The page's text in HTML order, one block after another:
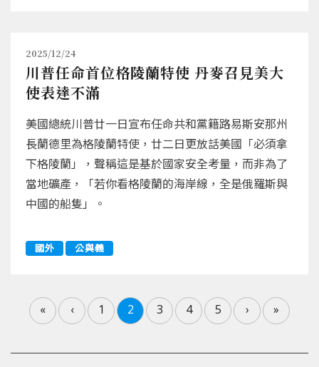
2025/12/24
川普任命首位格陵蘭特使 丹麥召見美大
使表達不滿
美國總統川普廿一日宣布任命共和黨籍路易斯安那州
長蘭德里為格陵蘭特使，廿二日更放話美國「必須拿
下格陵蘭」，聲稱這是基於國家安全考量，而非為了
當地礦產，「若你看格陵蘭的海岸線，全是俄羅斯與
中國的船隻」。
國外 公與義
« ‹ 1 2 3 4 5 › »